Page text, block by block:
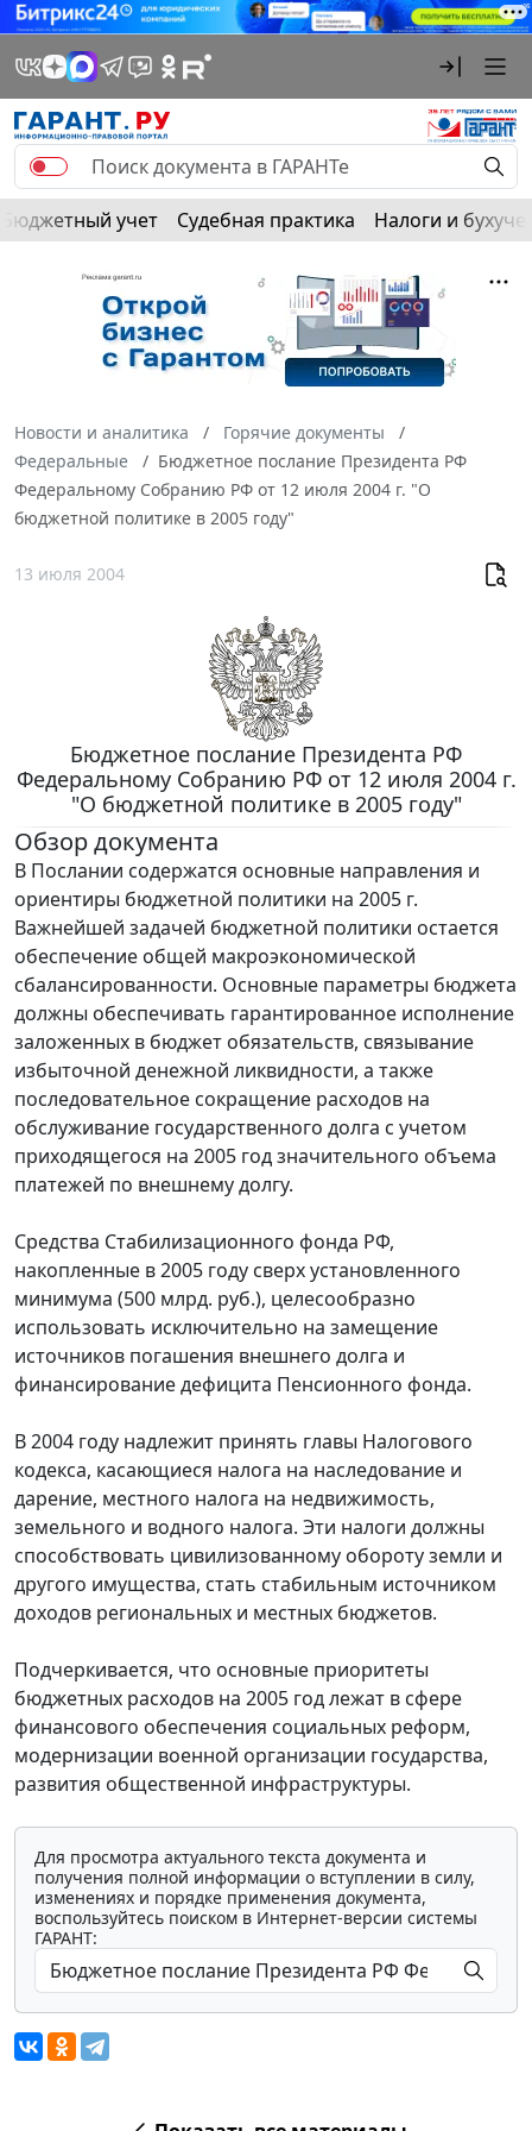
Бюджетный учет Судебная практика Налоги и
Новости и аналитика
Горячие документы
Федеральные
Бюджетное послание Президента РФ
Федеральному Собранию РФ от 12 июля 2004 г. "О
бюджетной политике в 2005 году"
13 июля 2004
Бюджетное послание Президента РФ
Федеральному Собранию РФ от 12 июля 2004 г.
"О бюджетной политике в 2005 году"
Обзор документа
В Послании содержатся основные направления и
ориентиры бюджетной политики на 2005 г.
Важнейшей задачей бюджетной политики остается
обеспечение общей макроэкономической
сбалансированности. Основные параметры бюджета
должны обеспечивать гарантированное исполнение
заложенных в бюджет обязательств, связывание
избыточной денежной ликвидности, а также
последовательное сокращение расходов на
обслуживание государственного долга с учетом
приходящегося на 2005 год значительного объема
платежей по внешнему долгу.
Средства Стабилизационного фонда РФ,
накопленные в 2005 году сверх установленного
минимума (500 млрд. руб.), целесообразно
использовать исключительно на замещение
источников погашения внешнего долга и
финансирование дефицита Пенсионного фонда.
В 2004 году надлежит принять главы Налогового
кодекса, касающиеся налога на наследование и
дарение, местного налога на недвижимость,
земельного и водного налога. Эти налоги должны
способствовать цивилизованному обороту земли и
другого имущества, стать стабильным источником
доходов региональных и местных бюджетов.
Подчеркивается, что основные приоритеты
бюджетных расходов на 2005 год лежат в сфере
финансового обеспечения социальных реформ,
модернизации военной организации государства,
развития общественной инфраструктуры.
Для просмотра актуального текста документа и
получения полной информации о вступлении в силу,
изменениях и порядке применения документа,
воспользуйтесь поиском в Интернет-версии системы
ГАРАНТ: